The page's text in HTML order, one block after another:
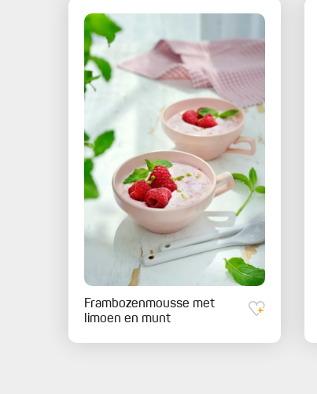
Frambozenmousse met
limoen en munt